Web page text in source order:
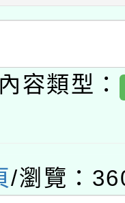
師名單
教學軟體
會函釋公
及節水達
福系列
景藝術
容類型：
/瀏覽：